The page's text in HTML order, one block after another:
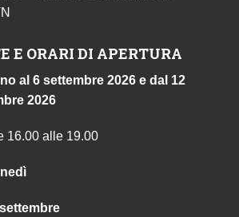
E ORARI DI APERTURA
al 6 settembre 2026 e dal 12
2026
16.00 alle 19.00